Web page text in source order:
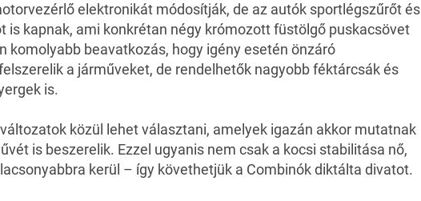
elektronikát módosítják, de az autók sportlégszűrőt és
is kapnak, ami konkrétan négy krómozott füstölgő puskacsövet
komolyabb beavatkozás, hogy igény esetén önzáró
a járműveket, de rendelhetők nagyobb féktárcsák és
is.
közül lehet választani, amelyek igazán akkor mutatnak
is beszerelik. Ezzel ugyanis nem csak a kocsi stabilitása nő,
kerül – így követhetjük a Combinók diktálta divatot.